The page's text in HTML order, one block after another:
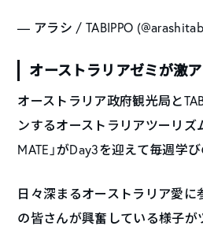
— アラシ / TABIPPO
オーストラリアゼミが激ア
オーストラリア政府観光局と
ンするオーストラリアツーリズ
MATE」がDay3を迎えて毎週学び
日々深まるオーストラリア愛に
の皆さんが興奮している様子が